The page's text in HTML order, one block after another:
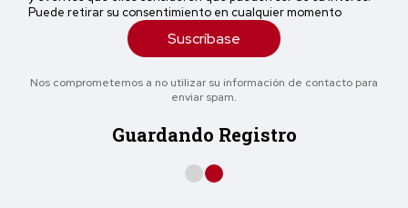
Puede retirar su consentimiento en cualquier momento
Suscríbase
Nos comprometemos a no utilizar su información de contacto para
enviar spam.
Guardando Registro